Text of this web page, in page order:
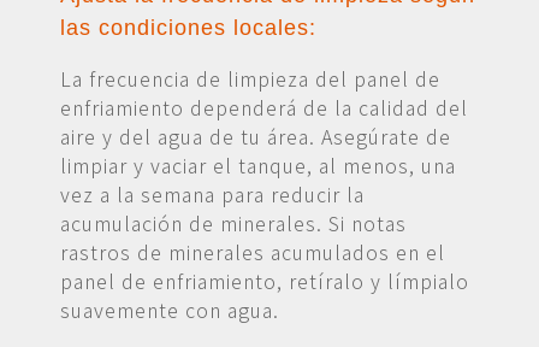
las condiciones locales:
La frecuencia de limpieza del panel de
enfriamiento dependerá de la calidad del
aire y del agua de tu área. Asegúrate de
limpiar y vaciar el tanque, al menos, una
vez a la semana para reducir la
acumulación de minerales. Si notas
rastros de minerales acumulados en el
panel de enfriamiento, retíralo y límpialo
suavemente con agua.